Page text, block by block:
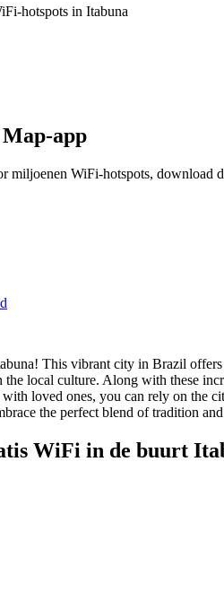
hotspots in Itabuna
app
miljoenen WiFi-hotspots, download
This vibrant city in Brazil
the local culture. Along with these
loved ones, you can rely on the
the perfect blend of tradition
WiFi in de buurt